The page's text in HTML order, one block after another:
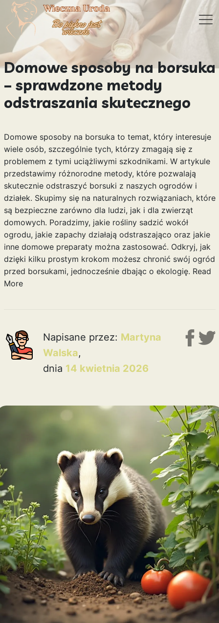
Domowe sposoby na borsuka
– sprawdzone metody
odstraszania skutecznego
Domowe sposoby na borsuka to temat, który interesuje
wiele osób, szczególnie tych, którzy zmagają się z
problemem z tymi uciążliwymi szkodnikami. W artykule
przedstawimy różnorodne metody, które pozwalają
skutecznie odstraszyć borsuki z naszych ogrodów i
działek. Skupimy się na naturalnych rozwiązaniach, które
są bezpieczne zarówno dla ludzi, jak i dla zwierząt
domowych. Poradzimy, jakie rośliny sadzić wokół
ogrodu, jakie zapachy działają odstraszająco oraz jakie
inne domowe preparaty można zastosować. Odkryj, jak
dzięki kilku prostym krokom możesz chronić swój ogród
przed borsukami, jednocześnie dbając o ekologię. Read
More
Napisane przez: Martyna
Walska,
dnia 14 kwietnia 2026